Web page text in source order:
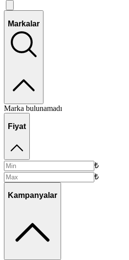
Markalar
Marka bulunamadı
Fiyat
₺
₺
Kampanyalar